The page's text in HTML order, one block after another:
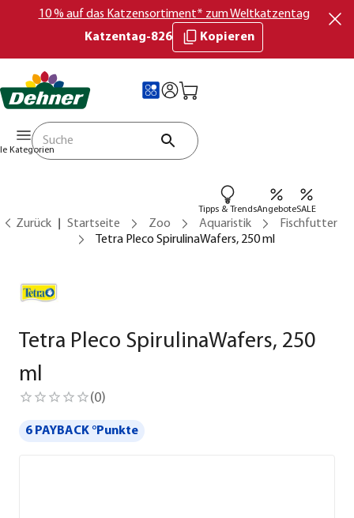
10 % auf das Katzensortiment* zum Weltkatzentag
Katzentag-826
Kopieren
Kategorien
Tipps & TrendsAngeboteSALE
Zurück Startseite Zoo Aquaristik
Fischfutter
Tetra Pleco SpirulinaWafers, 250 ml
Tetra Pleco SpirulinaWafers, 250
ml
(0)
6 PAYBACK °Punkte